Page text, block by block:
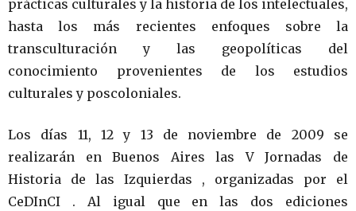
prácticas culturales y la historia de los intelectuales,
hasta los más recientes enfoques sobre la
transculturación y las geopolíticas del
conocimiento provenientes de los estudios
culturales y poscoloniales.
Los días 11, 12 y 13 de noviembre de 2009 se
realizarán en Buenos Aires las V Jornadas de
Historia de las Izquierdas , organizadas por el
CeDInCI . Al igual que en las dos ediciones